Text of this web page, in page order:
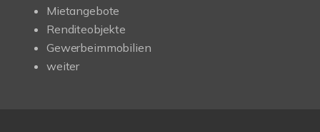
Mietangebote
Renditeobjekte
Gewerbeimmobilien
weiter